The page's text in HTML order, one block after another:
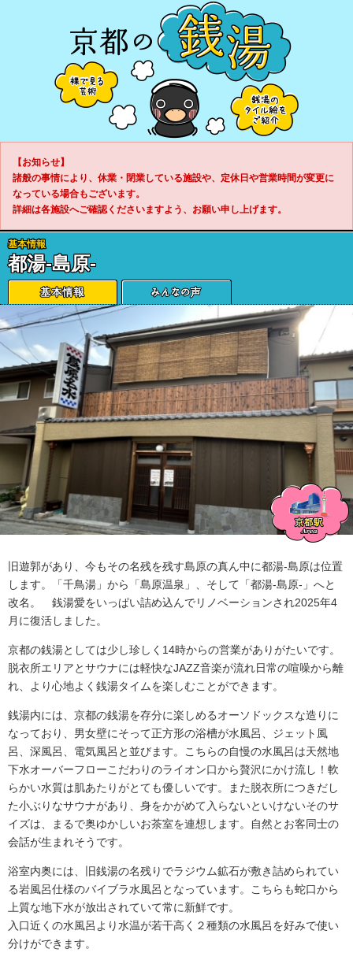
【お知らせ】
諸般の事情により、休業・閉業している施設や、定休日や営業時間が変更に
なっている場合もございます。
詳細は各施設へご確認くださいますよう、お願い申し上げます。
基本情報
都湯-島原-
旧遊郭があり、今もその名残を残す島原の真ん中に都湯-島原は位置
します。「千鳥湯」から「島原温泉」、そして「都湯-島原- 」へと
改名。 銭湯愛をいっぱい詰め込んでリノベーションされ2025年4
月に復活しました。
京都の銭湯としては少し珍しく14時からの営業がありがたいです。
脱衣所エリアとサウナには軽快なJAZZ音楽が流れ日常の喧噪から離
れ、より心地よく銭湯タイムを楽しむことができます。
銭湯内には、京都の銭湯を存分に楽しめるオーソドックスな造りに
なっており、男女壁にそって正方形の浴槽が水風呂、ジェット風
呂、深風呂、電気風呂と並びます。
こちらの自慢の水風呂は天然地
下水オーバーフローこだわりのライオン口から贅沢にかけ流し！軟
らかい水質は肌あたりがとても優しいです。
また脱衣所につきだし
た小ぶりなサウナがあり、身をかがめて入らないといけないそのサ
イズは、まるで奥ゆかしいお茶室を連想します。自然とお客同士の
会話が生まれそうです。
浴室内奥には、旧銭湯の名残りでラジウム鉱石が敷き詰められてい
る岩風呂仕様のバイブラ水風呂となっています。こちらも蛇口から
上質な地下水が放出されていて常に新鮮です。
入口近くの水風呂より水温が若干高く２種類の水風呂を好みで使い
分けができます。